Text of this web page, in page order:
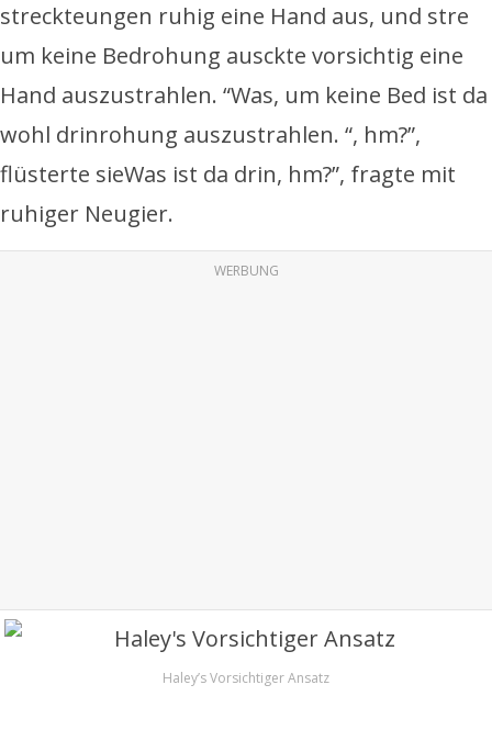
streckteungen ruhig eine Hand aus, und stre
um keine Bedrohung ausckte vorsichtig eine
Hand auszustrahlen. “Was, um keine Bed ist da
wohl drinrohung auszustrahlen. “, hm?”,
flüsterte sieWas ist da drin, hm?”, fragte mit
ruhiger Neugier.
WERBUNG
Haley’s Vorsichtiger Ansatz